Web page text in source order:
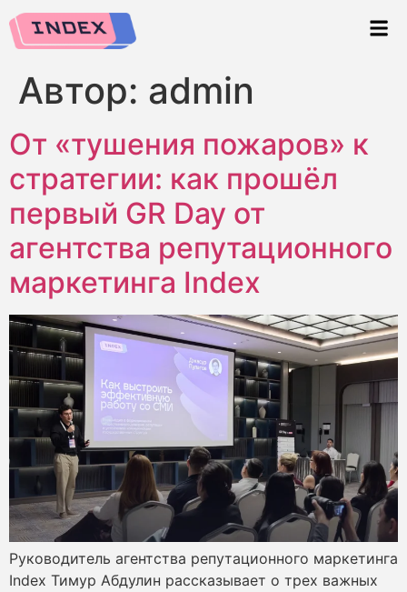
Автор: admin
От «тушения пожаров» к
стратегии: как прошёл
первый GR Day от
агентства репутационного
маркетинга Index
Руководитель агентства репутационного маркетинга
Index Тимур Абдулин рассказывает о трех важных